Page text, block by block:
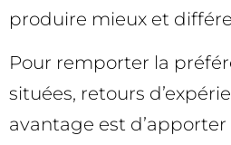
produire mieux et
Pour remporter la
situées, retours
avantage est d’apporter